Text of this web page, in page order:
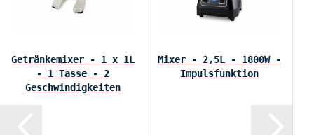
Getränkemixer - 1 x 1L
- 1 Tasse - 2
Geschwindigkeiten
Mixer - 2,5L - 1800W -
Impulsfunktion